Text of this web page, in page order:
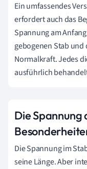
Ein umfassendes
erfordert auch das
Spannung am
gebogenen Stab
Normalkraft. Jedes
ausführlich
Die Spannung
Die Spannung im
seine Länge. Aber